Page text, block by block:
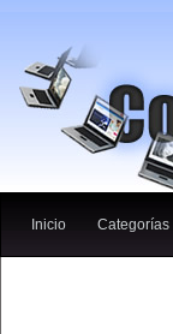
Inicio Categorías